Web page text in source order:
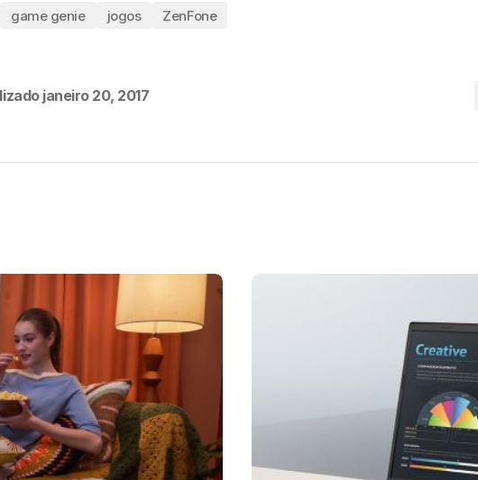
game genie jogos ZenFone
janeiro 20, 2017